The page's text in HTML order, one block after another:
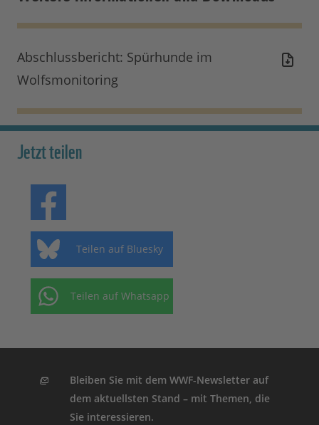
Abschlussbericht: Spürhunde im
Wolfsmonitoring
Jetzt teilen
Teilen auf Bluesky
Teilen auf Whatsapp
Bleiben Sie mit dem WWF-Newsletter auf
dem aktuellsten Stand – mit Themen, die
Sie interessieren.